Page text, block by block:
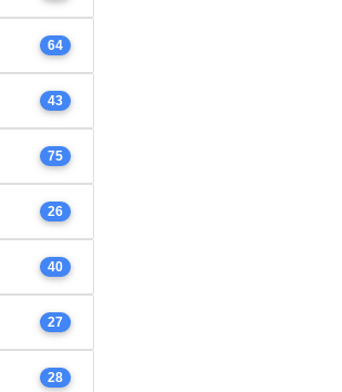
64
43
75
26
40
27
28